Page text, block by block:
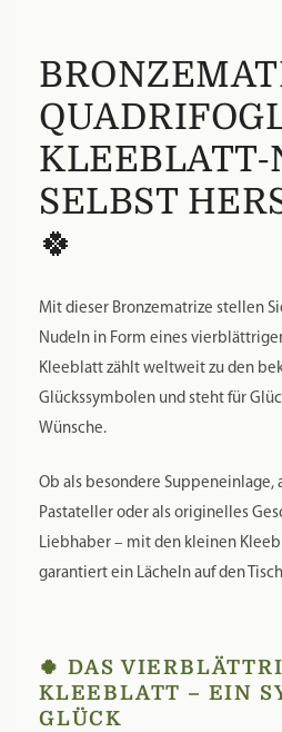
SELBST
🍀
Mit dieser Bronzematrize stellen
Nudeln in Form eines
Kleeblatt zählt weltweit zu den
Glückssymbolen und steht für
Wünsche.
Ob als besondere Suppeneinlage,
Pastateller oder als originelles
Liebhaber – mit den kleinen
garantiert ein Lächeln auf den
🍀 DAS
KLEEBLATT – EIN
GLÜCK